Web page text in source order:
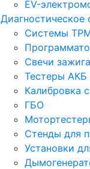
EV-
Диагностическое
Системы
Свечи
Тестеры АКБ
Калибровка
ГБО
Стенды для
Установки